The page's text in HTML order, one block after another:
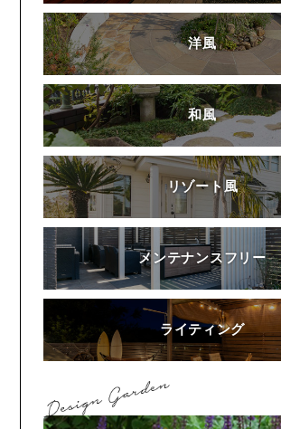
洋風
和風
リゾート風
メンテナンスフリー
ライティング